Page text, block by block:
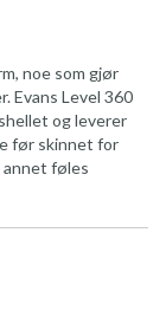
noe som gjør
Evans Level 360
og leverer
før skinnet for
annet føles